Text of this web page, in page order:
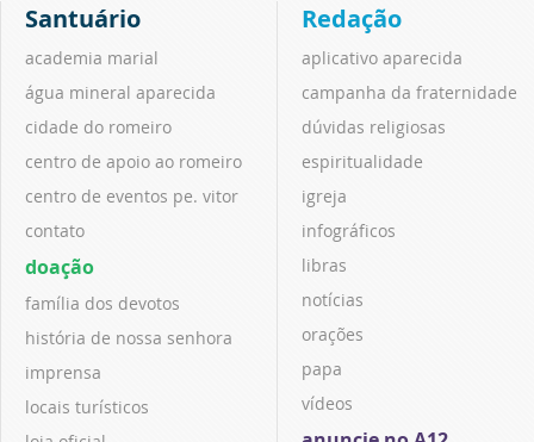
Santuário
academia marial
água mineral aparecida
cidade do romeiro
centro de apoio ao romeiro
centro de eventos pe. vitor
contato
doação
família dos devotos
história de nossa senhora
imprensa
locais turísticos
Redação
aplicativo aparecida
campanha da fraternidade
dúvidas religiosas
espiritualidade
igreja
infográficos
libras
notícias
orações
papa
vídeos